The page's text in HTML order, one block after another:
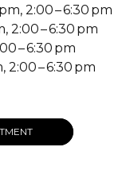
2:00 – 6:30 pm
2:00 – 6:30 pm
– 6:30 pm
2:00 – 6:30 pm